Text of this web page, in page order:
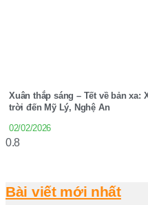
Xuân thắp sáng – Tết về bản xa:
trời đến Mỹ Lý, Nghệ An
02/02/2026
Bài viết mới nhất